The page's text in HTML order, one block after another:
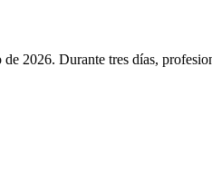
2026. Durante tres días,